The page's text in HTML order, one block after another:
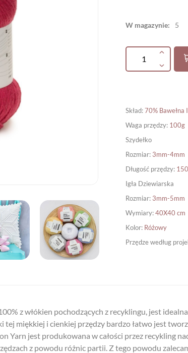
W magazynie: 5
Skład:70% Bawełna
Waga przędzy: 100g
Szydełko
Rozmiar: 3mm-4mm
Długość przędzy:
Igła Dziewiarska
Rozmiar: 3mm-5mm
Wymiary:40X40 cm
Kolor: Różowy
Przędze według
z włókien pochodzących z recyklingu, jest
miękkiej i cienkiej przędzy bardzo łatwo jest
Yarn jest produkowana w całości przez recykling
z powodu różnic partii. Z tego powodu